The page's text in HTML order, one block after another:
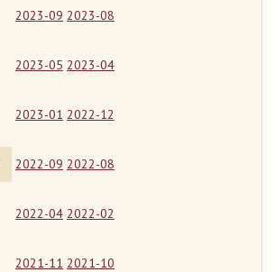
2023-09 2023-08
2023-05 2023-04
2023-01 2022-12
2022-09 2022-08
2022-04 2022-02
2021-11 2021-10